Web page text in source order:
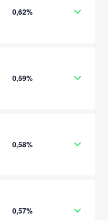
0,62%
0,59%
0,58%
0,57%